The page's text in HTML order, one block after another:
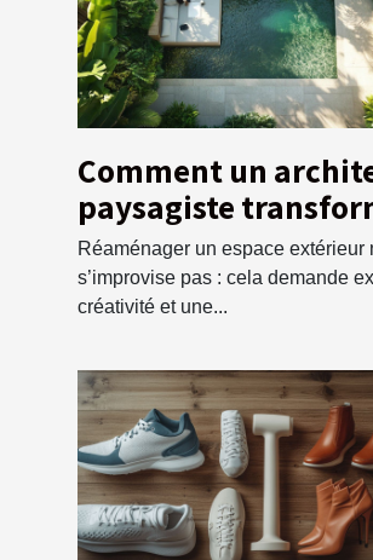
Comment un
paysagiste
votre espace
Réaménager un espace extérieur
s’improvise pas : cela demande
créativité et une...